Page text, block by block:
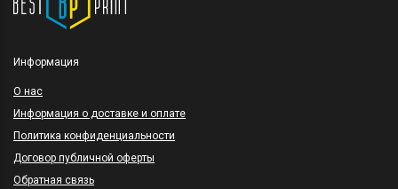
Информация
O нас
Информация о доставке и оплате
Политика конфиденциальности
Договор публичной оферты
Обратная связь